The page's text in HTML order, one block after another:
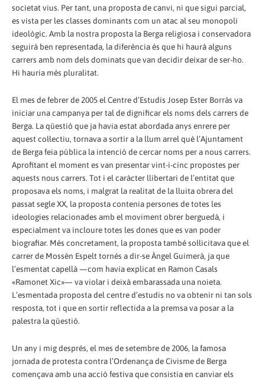
societat vius. Per tant, una proposta de canvi, ni que sigui parcial,
es vista per les classes dominants com un atac al seu monopoli
ideològic. Amb la nostra proposta la Berga religiosa i conservadora
seguirà ben representada, la diferència és que hi haurà alguns
carrers amb nom dels dominats que van decidir deixar de ser-ho.
Hi hauria més pluralitat.
El mes de febrer de 2005 el Centre d’Estudis Josep Ester Borràs va
iniciar una campanya per tal de dignificar els noms dels carrers de
Berga. La qüestió que ja havia estat abordada anys enrere per
aquest col·lectiu, tornava a sortir a la llum arrel què l’Ajuntament
de Berga feia pública la intenció de cercar noms per a nous carrers.
Aprofitant el moment es van presentar vint-i-cinc propostes per
aquests nous carrers. Tot i el caràcter llibertari de l’entitat que
proposava els noms, i malgrat la realitat de la lluita obrera del
passat segle XX, la proposta contenia persones de totes les
ideologies relacionades amb el moviment obrer berguedà, i
especialment va incloure totes les dones que es van poder
biografiar. Més concretament, la proposta també sol·licitava que el
carrer de Mossèn Espelt tornés a dir-se Àngel Guimerà, ja que
l’esmentat capellà —com havia explicat en Ramon Casals
«Ramonet Xic»— va violar i deixà embarassada una noieta.
L’esmentada proposta del centre d’estudis no va obtenir ni tan sols
resposta, tot i que en sortir reflectida a la premsa va posar a la
palestra la qüestió.
Un any i mig després, el mes de setembre de 2006, la famosa
jornada de protesta contra l’Ordenança de Civisme de Berga
començava amb una acció festiva que consistia en canviar els